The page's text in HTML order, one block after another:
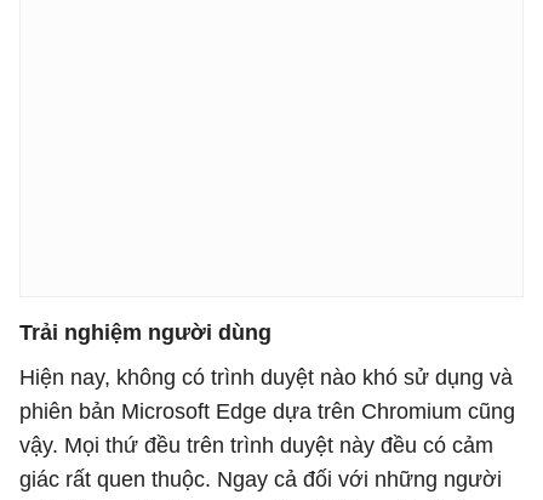
Trải nghiệm người dùng
Hiện nay, không có trình duyệt nào khó sử dụng và
phiên bản Microsoft Edge dựa trên Chromium cũng
vậy. Mọi thứ đều trên trình duyệt này đều có cảm
giác rất quen thuộc. Ngay cả đối với những người